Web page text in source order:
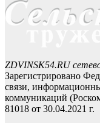
ZDVINSK54.RU
Зарегистрировано
связи,
коммуникаций
81018 от 30.04.2021 г.